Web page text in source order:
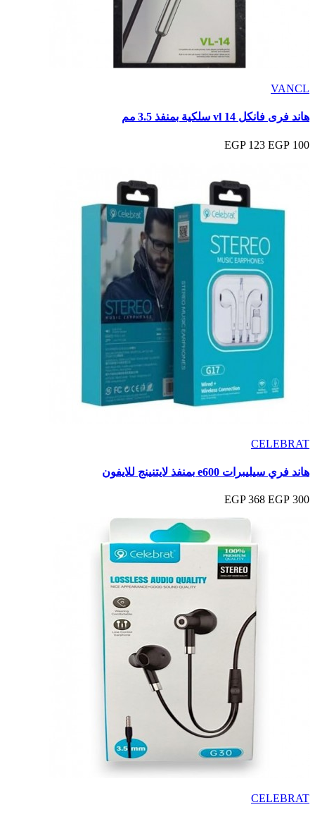
VANCL
هاند فرى فانكل vl 14 سلكية بمنفذ 3.5 مم
100 EGP
123 EGP
CELEBRAT
هاند فري سيليبرات e600 بمنفذ لايتنينج للايفون
300 EGP
368 EGP
CELEBRAT